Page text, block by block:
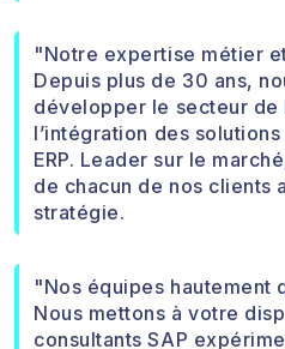
"Notre expertise métier
Depuis plus de 30 ans,
développer le secteur
l’intégration des
ERP. Leader sur le
de chacun de nos clients
stratégie.
"Nos équipes hautement
Nous mettons à votre
consultants SAP